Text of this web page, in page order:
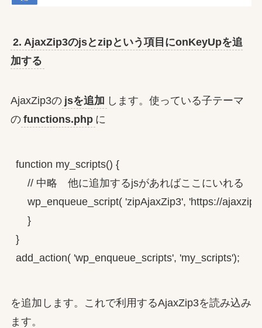
2. AjaxZip3のjsとzipという項目にonKeyUpを追
加する
AjaxZip3の jsを追加 します。使っている子テーマ
の functions.php に
function my_scripts() {
// 中略　他に追加するjsがあればここにいれる
wp_enqueue_script( 'zipAjaxZip3', 'https://
}
}
add_action( 'wp_enqueue_scripts', 'my_scripts');
を追加します。これで利用するAjaxZip3を読み込み
ます。